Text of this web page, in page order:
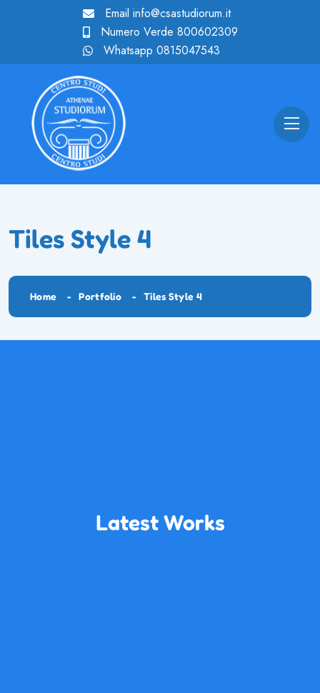
Email info@csastudiorum.it
Numero Verde 800602309
Whatsapp 0815047543
Tiles Style 4
Home Portfolio Tiles Style 4
Latest Works